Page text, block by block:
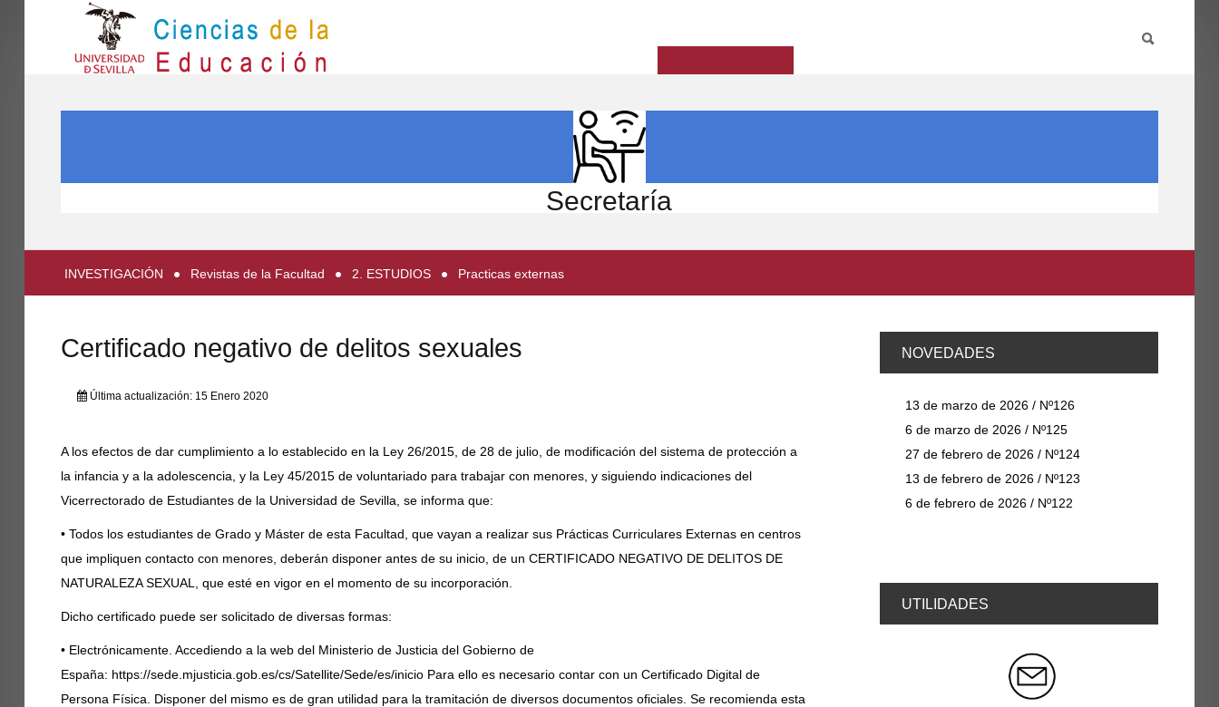
PARTICIPA
Secretaría
INVESTIGACIÓN Revistas de la Facultad 2. ESTUDIOS Practicas externas
Certificado negativo de delitos sexuales
Última actualización: 15 Enero 2020
A los efectos de dar cumplimiento a lo establecido en la Ley 26/2015, de 28 de julio, de modificación del sistema de protección a
la infancia y a la adolescencia, y la Ley 45/2015 de voluntariado para trabajar con menores, y siguiendo indicaciones del
Vicerrectorado de Estudiantes de la Universidad de Sevilla, se informa que:
• Todos los estudiantes de Grado y Máster de esta Facultad, que vayan a realizar sus Prácticas Curriculares Externas en centros
que impliquen contacto con menores, deberán disponer antes de su inicio, de un CERTIFICADO NEGATIVO DE DELITOS DE
NATURALEZA SEXUAL, que esté en vigor en el momento de su incorporación.
Dicho certificado puede ser solicitado de diversas formas:
• Electrónicamente. Accediendo a la web del Ministerio de Justicia del Gobierno de
España: https://sede.mjusticia.gob.es/cs/Satellite/Sede/es/inicioPara ello es necesario contar con un Certificado Digital de
Persona Física. Disponer del mismo es de gran utilidad para la tramitación de diversos documentos oficiales. Se recomienda esta
NOVEDADES
13 de marzo de 2026 / Nº126
6 de marzo de 2026 / Nº125
27 de febrero de 2026 / Nº124
13 de febrero de 2026 / Nº123
6 de febrero de 2026 / Nº122
UTILIDADES